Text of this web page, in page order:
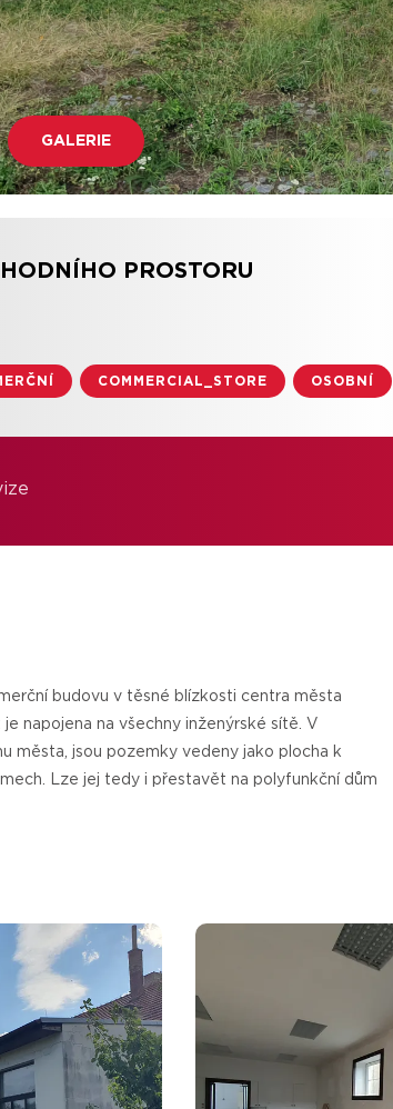
GALERIE
PROSTORU
COMMERCIAL_STORE OSOBNÍ
blízkosti centra města
napojena na všechny inženýrské sítě. V
jako plocha k
Lze jej tedy i přestavět na polyfunkční dům
prostor, nebo i pouze k
Komerční prostory lze využít i v současné
Pro více informací